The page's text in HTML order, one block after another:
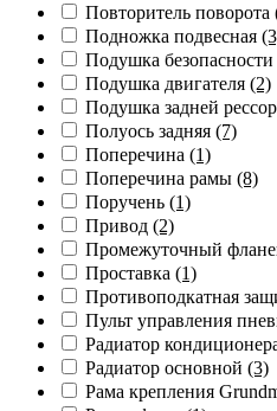
Повторитель поворота
Подножка подвесная
Подушка безопасности
Подушка двигателя (2)
Подушка задней
Полуось задняя (7)
Поперечина (1)
Поперечина рамы (8)
Поручень (1)
Привод (2)
Промежуточный
Проставка (1)
Противоподкатная
Пульт управления
Радиатор
Радиатор основной (3)
Рама крепления